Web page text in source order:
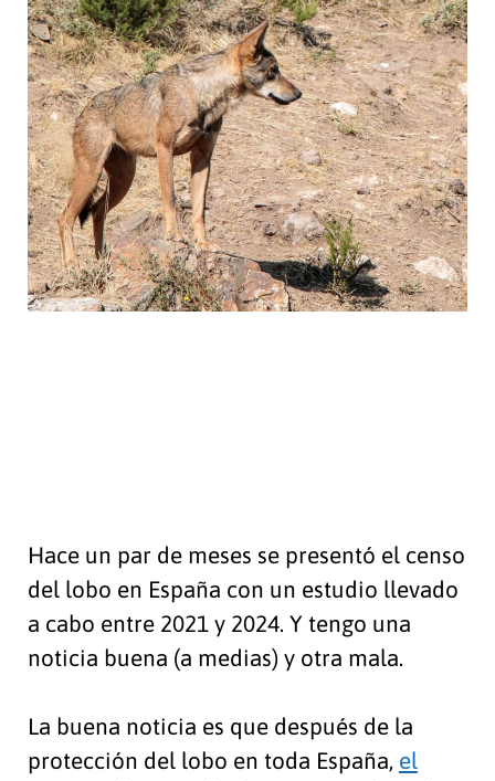
Hace un par de meses se presentó el censo
del lobo en España con un estudio llevado
a cabo entre 2021 y 2024. Y tengo una
noticia buena (a medias) y otra mala.
La buena noticia es que después de la
protección del lobo en toda España, el